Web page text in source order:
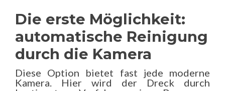
Die erste Möglichkeit:
automatische Reinigung
durch die Kamera
Diese Option bietet fast jede moderne
Kamera. Hier wird der Dreck durch